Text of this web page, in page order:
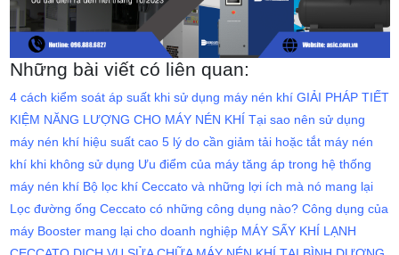
Những bài viết có liên quan:
4 cách kiểm soát áp suất khi sử dụng máy nén khí GIẢI PHÁP TIẾT
KIỆM NĂNG LƯỢNG CHO MÁY NÉN KHÍ Tại sao nên sử dụng
máy nén khí hiệu suất cao 5 lý do cần giảm tải hoặc tắt máy nén
khí khi không sử dụng Ưu điểm của máy tăng áp trong hệ thống
máy nén khí Bộ lọc khí Ceccato và những lợi ích mà nó mang lại
Lọc đường ống Ceccato có những công dụng nào? Công dụng của
máy Booster mang lại cho doanh nghiệp MÁY SẤY KHÍ LẠNH